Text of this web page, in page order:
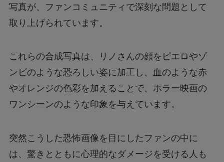
【フジテレビ】第三者委員会報告書のタレント
ファミマの「シャインマスカットボンボン」抽
選はどこから応募できる？
【漫画】ツンデレ暴力ヒロインを真の暴力でわ
写真が、ファンコミュニティで深刻な問題として
取り上げられています。
これらの合成写真は、リノさんの顔をピエロやゾ
ンビのような恐ろしい姿に加工し、血のような赤
やオレンジの色彩を加えることで、ホラー映画の
ワンシーンのような印象を与えています。
突然こうした恐怖画像を目にしたファンの中に
は、驚きとともに心理的なダメージを受ける人も